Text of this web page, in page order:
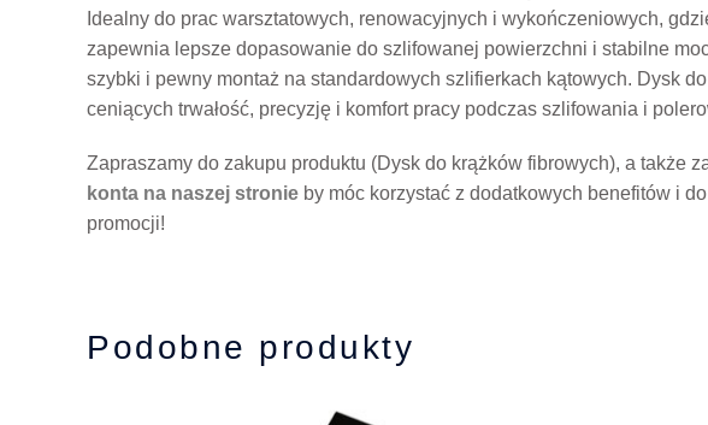
Idealny do prac warsztatowych, renowacyjnych i wykończeniowych,
zapewnia lepsze dopasowanie do szlifowanej powierzchni i stabilne
szybki i pewny montaż na standardowych szlifierkach kątowych. Dysk
ceniących trwałość, precyzję i komfort pracy podczas szlifowania i
Zapraszamy do zakupu produktu (Dysk do krążków fibrowych), a także
konta na naszej stronie by móc korzystać z dodatkowych benefitów i
promocji!
Podobne produkty